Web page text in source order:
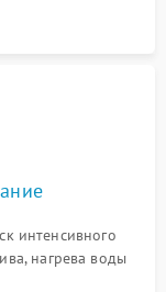
интенсивного
нагрева воды
шумов,